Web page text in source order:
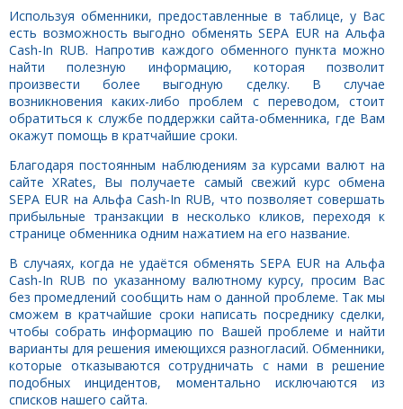
Используя обменники, предоставленные в таблице, у Вас
есть возможность выгодно обменять SEPA EUR на Альфа
Cash-In RUB. Напротив каждого обменного пункта можно
найти полезную информацию, которая позволит
произвести более выгодную сделку. В случае
возникновения каких-либо проблем с переводом, стоит
обратиться к службе поддержки сайта-обменника, где Вам
окажут помощь в кратчайшие сроки.
Благодаря постоянным наблюдениям за курсами валют на
сайте XRates, Вы получаете самый свежий курс обмена
SEPA EUR на Альфа Cash-In RUB, что позволяет совершать
прибыльные транзакции в несколько кликов, переходя к
странице обменника одним нажатием на его название.
В случаях, когда не удаётся обменять SEPA EUR на Альфа
Cash-In RUB по указанному валютному курсу, просим Вас
без промедлений сообщить нам о данной проблеме. Так мы
сможем в кратчайшие сроки написать посреднику сделки,
чтобы собрать информацию по Вашей проблеме и найти
варианты для решения имеющихся разногласий. Обменники,
которые отказываются сотрудничать с нами в решение
подобных инцидентов, моментально исключаются из
списков нашего сайта.